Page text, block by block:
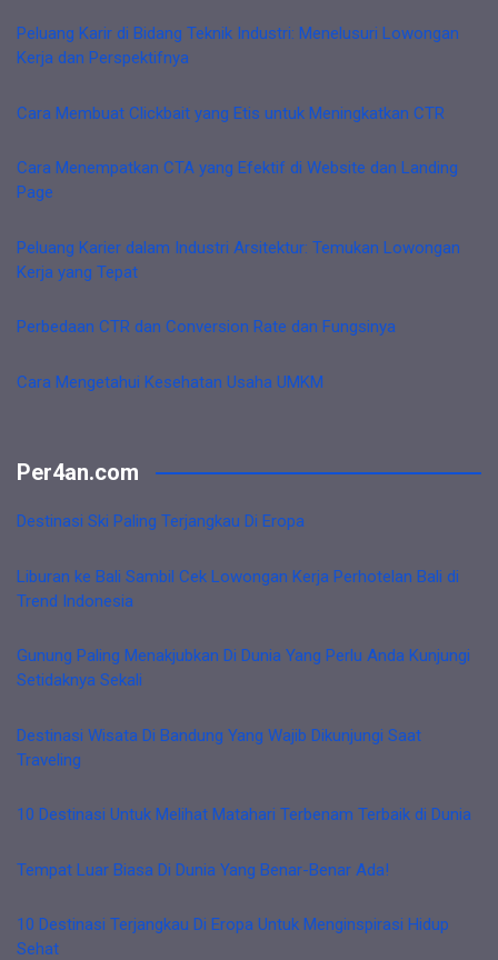
Peluang Karir di Bidang Teknik Industri: Menelusuri Lowongan
Kerja dan Perspektifnya
Cara Membuat Clickbait yang Etis untuk Meningkatkan CTR
Cara Menempatkan CTA yang Efektif di Website dan Landing
Page
Peluang Karier dalam Industri Arsitektur: Temukan Lowongan
Kerja yang Tepat
Perbedaan CTR dan Conversion Rate dan Fungsinya
Cara Mengetahui Kesehatan Usaha UMKM
Per4an.com
Destinasi Ski Paling Terjangkau Di Eropa
Liburan ke Bali Sambil Cek Lowongan Kerja Perhotelan Bali di
Trend Indonesia
Gunung Paling Menakjubkan Di Dunia Yang Perlu Anda Kunjungi
Setidaknya Sekali
Destinasi Wisata Di Bandung Yang Wajib Dikunjungi Saat
Traveling
10 Destinasi Untuk Melihat Matahari Terbenam Terbaik di Dunia
Tempat Luar Biasa Di Dunia Yang Benar-Benar Ada!
10 Destinasi Terjangkau Di Eropa Untuk Menginspirasi Hidup
Sehat